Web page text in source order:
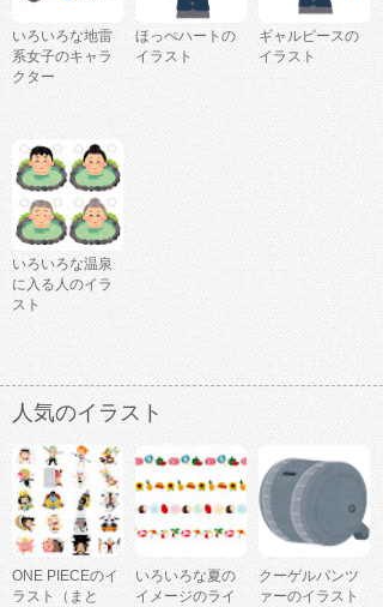
いろいろな地雷
系女子のキャラ
クター
ほっぺハートの
イラスト
ギャルピースの
イラスト
いろいろな温泉
に入る人のイラ
スト
人気のイラスト
ONE PIECEのイ
ラスト（まと
いろいろな夏の
イメージのライ
クーゲルパンツ
ァーのイラスト